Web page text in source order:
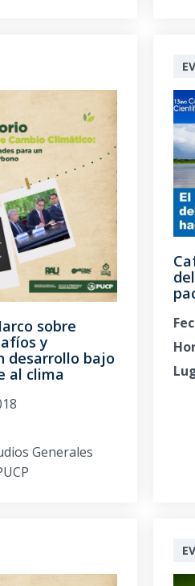
sobre
y
desarrollo bajo
al clima
Generales